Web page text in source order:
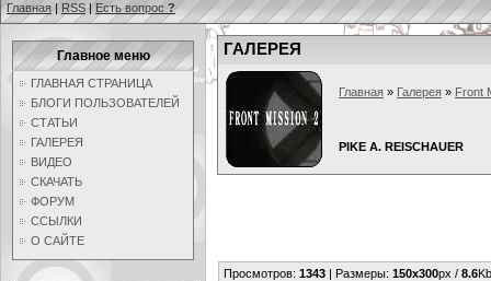
Главная | RSS | Есть вопрос ?
Главное меню
ГЛАВНАЯ СТРАНИЦА
БЛОГИ ПОЛЬЗОВАТЕЛЕЙ
СТАТЬИ
ГАЛЕРЕЯ
ВИДЕО
СКАЧАТЬ
ФОРУМ
ССЫЛКИ
О САЙТЕ
ГАЛЕРЕЯ
Главная » Галерея » Front
PIKE A. REISCHAUER
Просмотров: 1343 | Размеры: 150x300px / 8.6